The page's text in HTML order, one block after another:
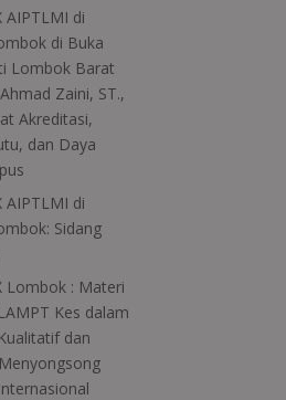
AIPTLMI di
di Buka
Lombok Barat
Zaini, ST.,
Akreditasi,
dan Daya
AIPTLMI di
Sidang
Lombok : Materi
Kes dalam
dan